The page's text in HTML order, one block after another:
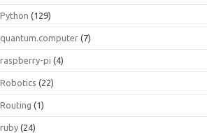
Python (129)
quantum.computer (7)
raspberry-pi (4)
Robotics (22)
Routing (1)
ruby (24)